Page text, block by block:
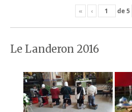
« ‹ de5
Le Landeron 2016